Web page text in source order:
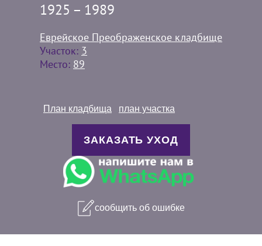
1925 – 1989
Еврейское Преображенское кладбище
Участок: 3
Место: 89
План кладбища план участка
ЗАКАЗАТЬ УХОД
сообщить об ошибке